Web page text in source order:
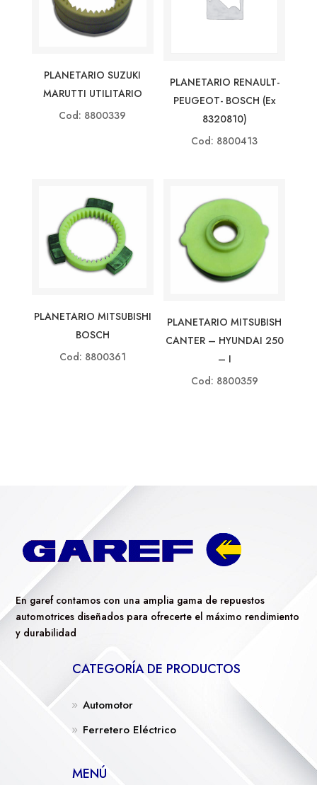
PLANETARIO SUZUKI
MARUTTI UTILITARIO
Cod: 8800339
PLANETARIO RENAULT-
PEUGEOT- BOSCH (ex
8320810)
Cod: 8800413
PLANETARIO MITSUBISHI
BOSCH
Cod: 8800361
PLANETARIO MITSUBISH
CANTER – HYUNDAI 250
– I
Cod: 8800359
En garef contamos con una amplia gama de repuestos
automotrices diseñados para ofrecerte el máximo rendimiento
y durabilidad
CATEGORÍA DE PRODUCTOS
Automotor
Ferretero Eléctrico
MENÚ